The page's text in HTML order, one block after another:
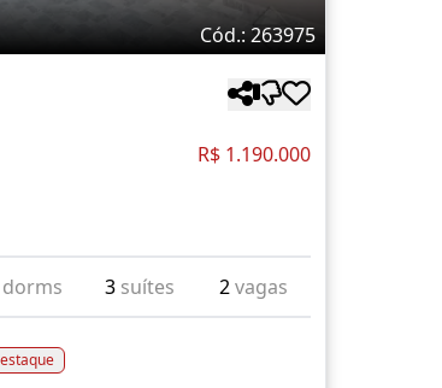
Cód.: 263975
R$ 1.190.000
dorms 3 suítes 2vagas